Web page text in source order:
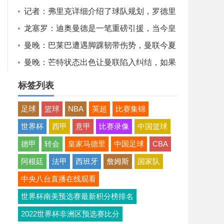
德里转会完成更近了
记者：弗里克详细介绍了球队规划，罗德里
非常认可并选择加盟巴萨
龙塞罗：迪奥曼德是一笔重磅引援，当今皇
马坐拥世界独一档攻击线
曼晚：巴莱巴遭遇脚踝韧带伤势，曼联今夏
大概率不会继续追求他
曼晚：芒特状态出色让曼联陷入纠结，如果
想四线争冠可能还得买人
标签列表
足球 篮球 NBA 英超 比赛集锦
世界杯 西甲 意甲 比赛录像 中国篮球
德甲 转会 皇家马德里 中国足球 CBA
阿根廷 法甲 西班牙 詹姆斯 国家队
中央八台直播在线观看
世界杯南美预选赛最新积分榜排名
2022世界杯非洲区预选赛比分